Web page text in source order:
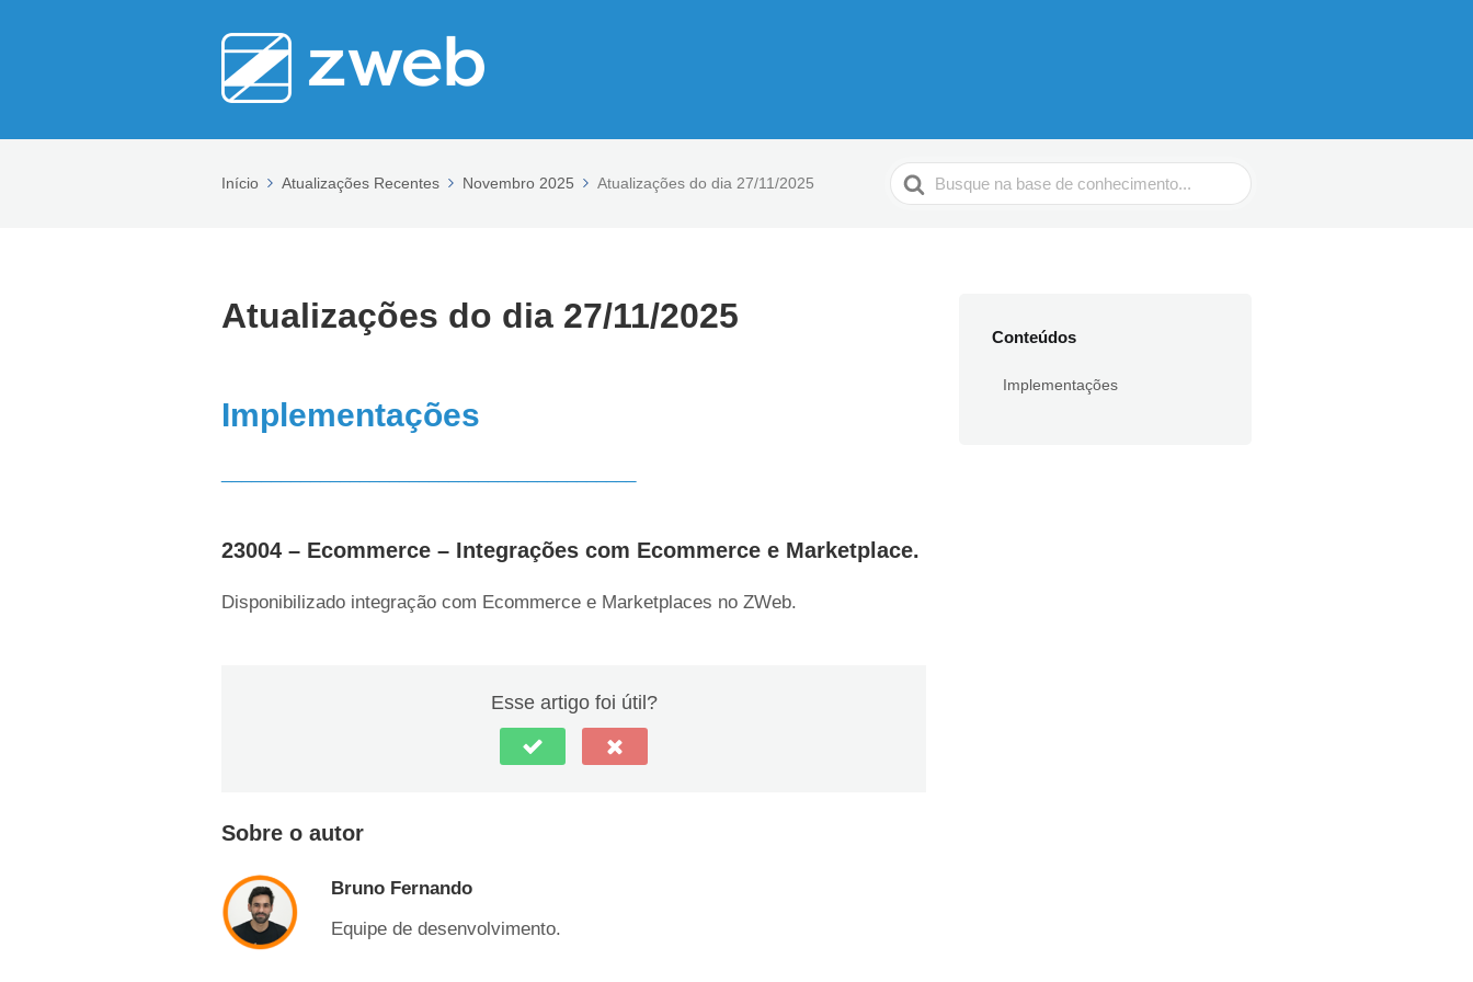
Início Atualizações Recentes Novembro 2025 Atualizações do dia 27/11/2025 Pesquisar
Atualizações do dia 27/11/2025
Implementações
23004 – Ecommerce – Integrações com Ecommerce e Marketplace.
Disponibilizado integração com Ecommerce e Marketplaces no ZWeb.
Esse artigo foi útil?
Sobre o autor
Bruno Fernando
Equipe de desenvolvimento.
Conteúdos
Implementações